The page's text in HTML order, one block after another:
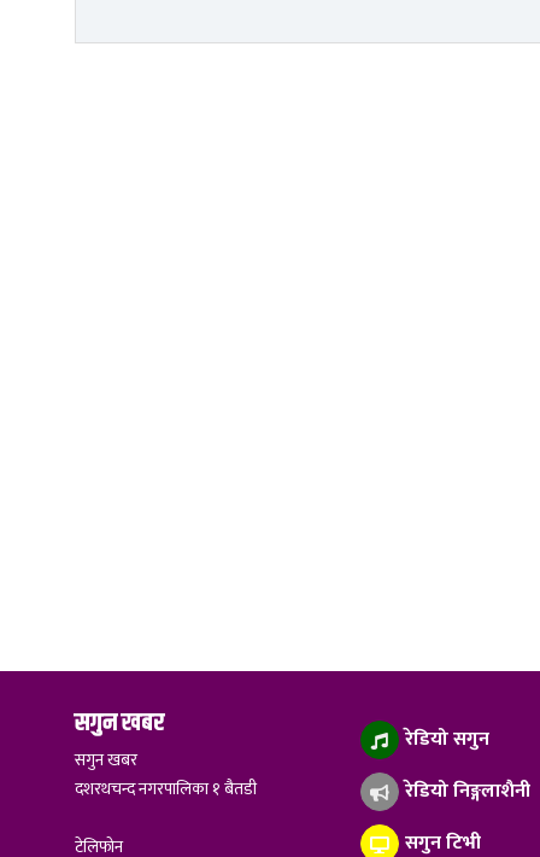
सगुन खबर
सगुन खबर
दशरथचन्द नगरपालिका १ बैतडी
टेलिफोन
रेडियो सगुन
रेडियो निङ्गलाशैनी
सगुन टिभी